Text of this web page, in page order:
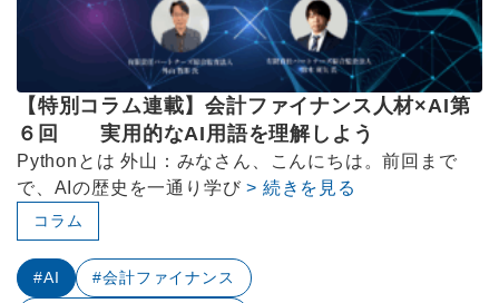
【特別コラム連載】会計ファイナンス人材×AI第
６回 実用的なAI用語を理解しよう
Pythonとは 外山：みなさん、こんにちは。前回まで
で、AIの歴史を一通り学び> 続きを見る
コラム
#AI #会計ファイナンス